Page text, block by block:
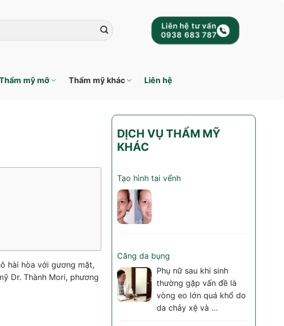
Liên hệ tư vấn
0938 683 787
mỹ mỡ Thẩm mỹ khác Liên hệ
hài hòa với gương mặt,
Dr. Thành Mori, phương
DỊCH VỤ THẨM MỸ
KHÁC
Tạo hình tai vểnh
Căng da bụng
Phụ nữ sau khi sinh
thường gặp vấn đề là
vòng eo lớn quá khổ do
da chảy xệ và …